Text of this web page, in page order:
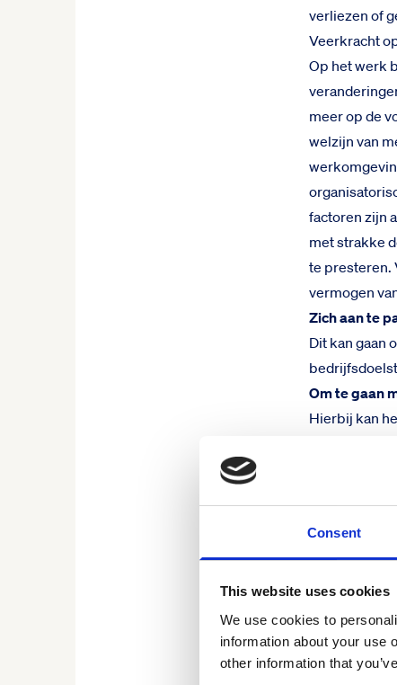
Consent
This website uses cookies
We use cookies to
information about your use
other information that
verliezen of
Veerkracht
Op het werk
meer op de
welzijn van
factoren zijn
met strakke
te presteren.
vermogen
Zich aan te
Dit kan gaan
Om te gaan
Hierbij kan
Waarom
Het
gezondheid
productiviteit